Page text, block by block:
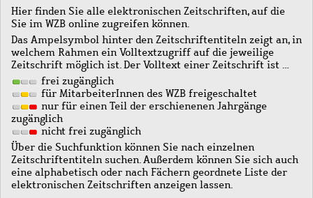
Hier finden Sie alle elektronischen Zeitschriften, auf die
Sie im WZB online zugreifen können.
Das Ampelsymbol hinter den Zeitschriftentiteln zeigt an, in
welchem Rahmen ein Volltextzugriff auf die jeweilige
Zeitschrift möglich ist. Der Volltext einer Zeitschrift ist …
frei zugänglich
für MitarbeiterInnen des WZB freigeschaltet
nur für einen Teil der erschienenen Jahrgänge
zugänglich
nicht frei zugänglich
Über die Suchfunktion können Sie nach einzelnen
Zeitschriftentiteln suchen. Außerdem können Sie sich auch
eine alphabetisch oder nach Fächern geordnete Liste der
elektronischen Zeitschriften anzeigen lassen.